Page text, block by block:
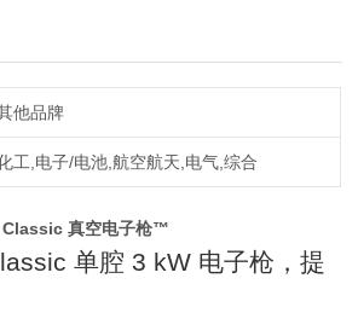
他品牌
工,电子/电池,航空航天,电气,综合
真空电子枪™
单腔 3 kW 电子枪，提